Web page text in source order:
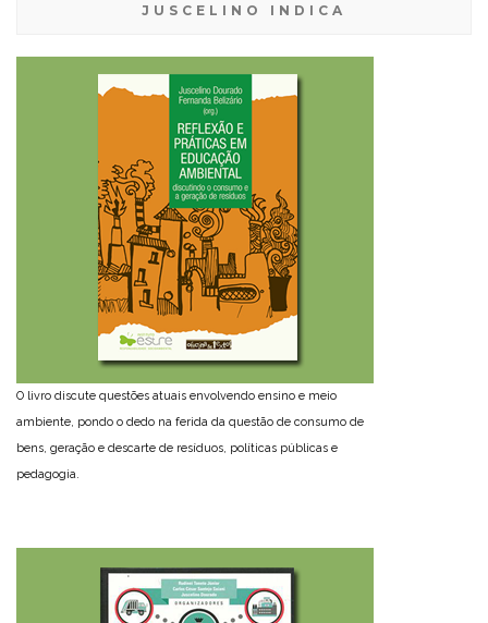
JUSCELINO INDICA
O livro discute questões atuais envolvendo ensino e meio
ambiente, pondo o dedo na ferida da questão de consumo de
bens, geração e descarte de resíduos, políticas públicas e
pedagogia.